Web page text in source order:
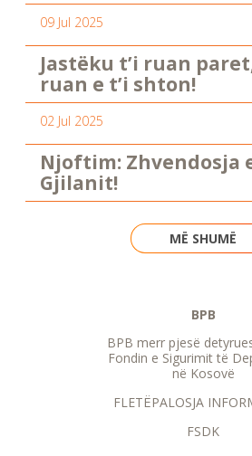
09 Jul 2025
Jastëku t’i ruan
ruan e t’i shton!
02 Jul 2025
Njoftim: Zhvendosja
Gjilanit!
MË SHUMË
BPB
BPB merr pjesë
Fondin e Sigurimit të
në Kosovë
FLETËPALOSJA
FSDK